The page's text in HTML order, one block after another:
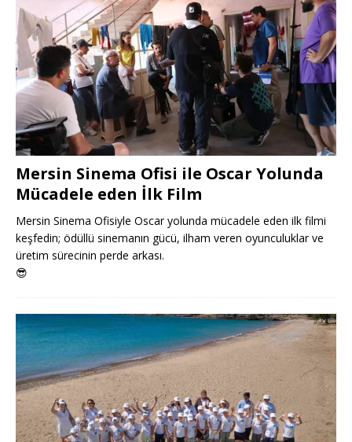
Mersin Sinema Ofisi ile Oscar Yolunda
Mücadele eden İlk Film
Mersin Sinema Ofisiyle Oscar yolunda mücadele eden ilk filmi
keşfedin; ödüllü sinemanın gücü, ilham veren oyunculuklar ve
üretim sürecinin perde arkası.
😎